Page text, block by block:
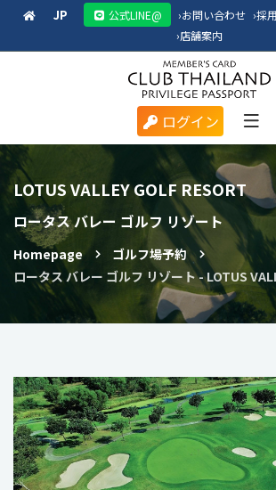
JP 公式LINE@ ›お問い合わせ ›採
›店舗案内
ログイン
LOTUS VALLEY GOLF RESORT
ロータス バレー ゴルフ リゾート
Homepage
ゴルフ場予約
ロータス バレー ゴルフ リゾート - LOTUS